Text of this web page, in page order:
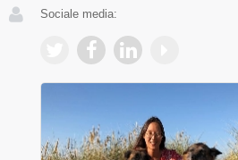
Sociale media: